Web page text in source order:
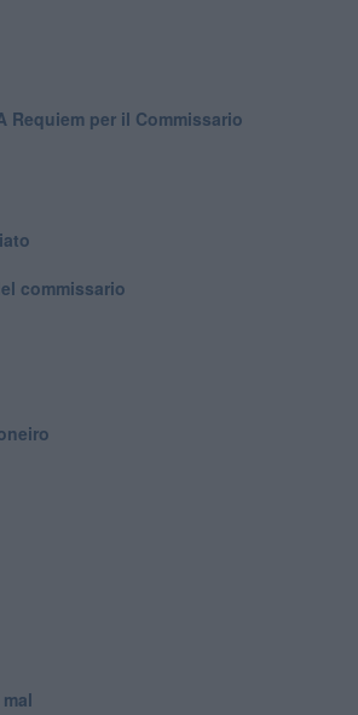
Requiem per il Commissario
commissario